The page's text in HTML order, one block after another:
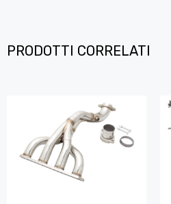
PRODOTTI CORRELATI